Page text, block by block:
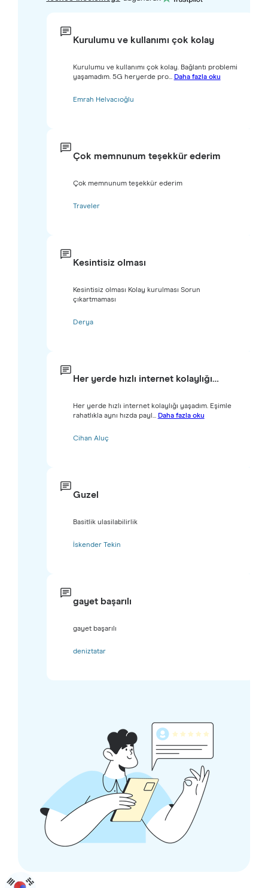
Kurulumu ve kullanımı çok kolay
Kurulumu ve kullanımı çok kolay. Bağlantı problemi
yaşamadım. 5G heryerde pro... Daha fazla oku
Emrah Helvacıoğlu
Çok memnunum teşekkür ederim
Çok memnunum teşekkür ederim
Traveler
Kesintisiz olması
Kesintisiz olması Kolay kurulması Sorun
çıkartmaması
Derya
Her yerde hızlı internet kolaylığı…
Her yerde hızlı internet kolaylığı yaşadım. Eşimle
rahatlıkla aynı hızda payl... Daha fazla oku
Cihan Aluç
Guzel
Basitlik ulasilabilirlik
İskender Tekin
gayet başarılı
gayet başarılı
deniztatar